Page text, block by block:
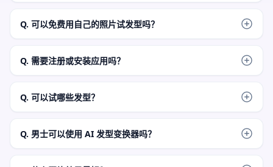
像，选择剪发方向，需要时添加短说明，然后生成真实静态预
Q. 可以免费用自己的照片试发型吗？
触达账号或额度规则，FaceAI 会在产品流程中显示当前限制。
Q. 需要注册或安装应用吗？
用量达到产品限制，页面会显示下一步。
Q. 可以试哪些发型？
丸子头、辫发、fade、crewcut 和自定义发型说明开始。
Q. 男士可以使用 AI 发型变换器吗？